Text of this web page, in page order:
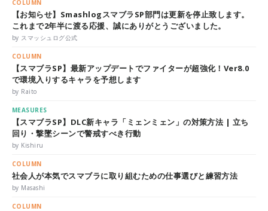
COLUMN
【お知らせ】SmashlogスマブラSP部門は更新を停止致します。
これまで2年半に渡る応援、誠にありがとうございました。
by スマッシュログ公式
COLUMN
【スマブラSP】最新アップデートでファイターが超強化！Ver8.0
で環境入りするキャラを予想します
by Raito
MEASURES
【スマブラSP】DLC新キャラ「ミェンミェン」の対策方法 | 立ち
回り・撃墜シーンで警戒すべき行動
by Kishiru
COLUMN
社会人が本気でスマブラに取り組むための仕事選びと練習方法
by Masashi
COLUMN